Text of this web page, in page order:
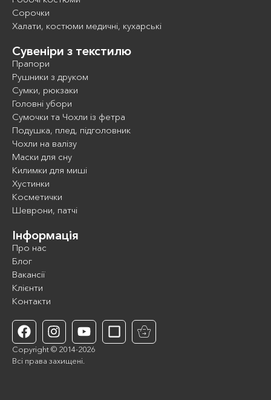
Сорочки
Халати, костюми медичні, кухарські
Сувеніри з текстилю
Прапори
Рушники з друком
Сумки, рюкзаки
Головні убори
Сумочки та Чохли із фетра
Подушка, плед, підголовник
Чохли на валізу
Маски для сну
Килимки для миші
Хустинки
Косметички
Шеврони, патчі
Інформація
Про нас
Блог
Вакансії
Клієнти
Контакти
Copyright © 2014-2026
Всі права захищені.